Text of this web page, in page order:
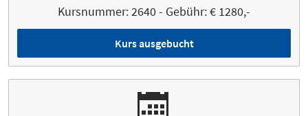
Kursnummer: 2640 - Gebühr: € 1280,-
Kurs ausgebucht